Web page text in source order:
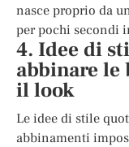
nasce proprio da
per pochi secondi
4. Idee di
abbinare le
il look
Le idee di stile
abbinamenti